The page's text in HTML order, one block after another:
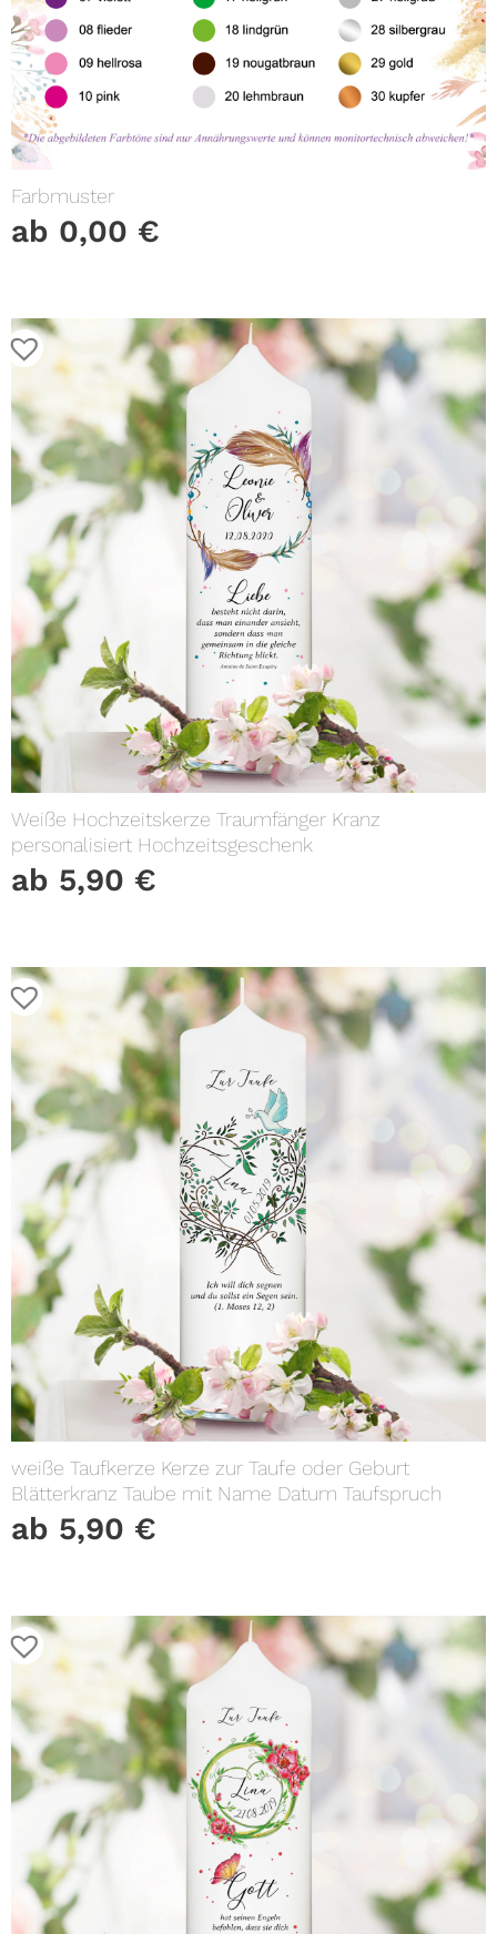
Farbmuster
ab 0,00 €
Weiße Hochzeitskerze Traumfänger Kranz
personalisiert Hochzeitsgeschenk
ab 5,90 €
weiße Taufkerze Kerze zur Taufe oder Geburt
Blätterkranz Taube mit Name Datum Taufspruch
ab 5,90 €